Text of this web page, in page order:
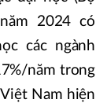
2024 có
các ngành
năm trong
Nam hiện